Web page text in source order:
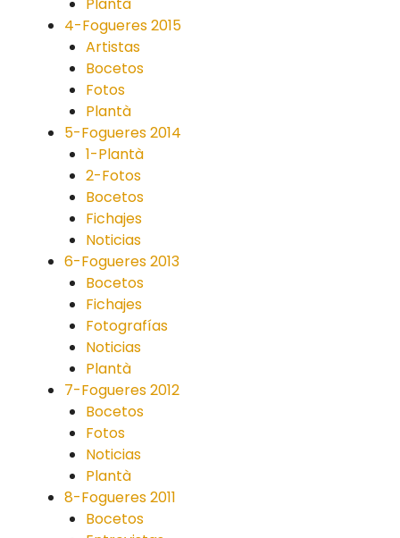
4-Fogueres 2015
Artistas
Bocetos
Fotos
Plantà
5-Fogueres 2014
1-Plantà
2-Fotos
Bocetos
Fichajes
Noticias
6-Fogueres 2013
Bocetos
Fichajes
Fotografías
Noticias
Plantà
7-Fogueres 2012
Bocetos
Fotos
Noticias
Plantà
8-Fogueres 2011
Bocetos